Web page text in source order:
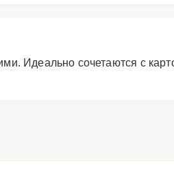
Идеально сочетаются с